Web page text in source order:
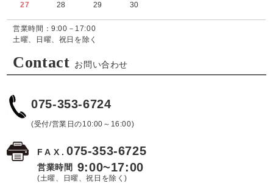
27 28 29 30
営業時間：9:00－17:00
土曜、日曜、祝日を除く
Contact お問い合わせ
075-353-6724
(受付/営業日の10:00～16:00)
FAX.075-353-6725
営業時間 9:00~17:00
(土曜、日曜、祝日を除く)